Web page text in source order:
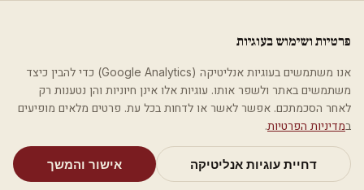
מאמריםקטגוריותחיפושאודות
בית קטגוריות אסתטיקה רפואית tiano - הדמיית זקיקי שיער
אסתטיקה רפואית
tiano - הדמיית זקיקי שיער
פרטיות ושימוש בעוגיות
אנו משתמשים בעוגיות אנליטיקה (Google Analytics) כדי להבין כיצד
משתמשים באתר ולשפר אותו. עוגיות אלו אינן חיוניות והן נטענות רק
לאחר הסכמתכם. אפשר לאשר או לדחות בכל עת. פרטים מלאים מופיעים
במדיניות הפרטיות.
דחיית עוגיות אנליטיקה אישור והמשך